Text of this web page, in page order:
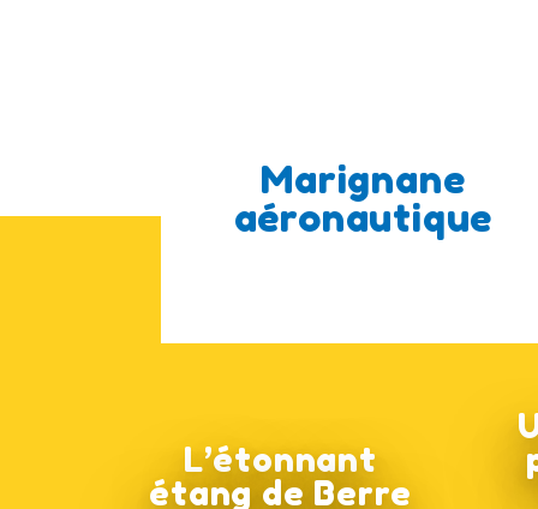
Marignane
aéronautique
L’étonnant
étang de Berre